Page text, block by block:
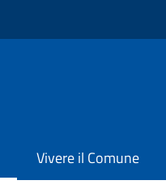
Vivere il Comune